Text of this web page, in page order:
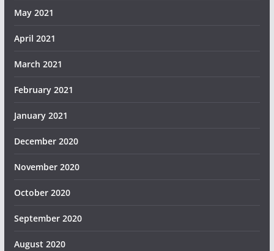
May 2021
April 2021
March 2021
February 2021
January 2021
December 2020
November 2020
October 2020
September 2020
August 2020